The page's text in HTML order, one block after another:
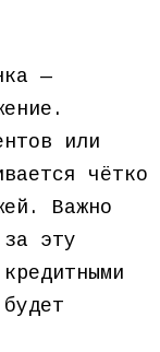
—
или
чётко
Важно
эту